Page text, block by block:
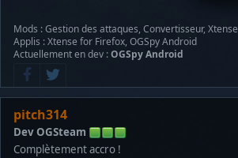
Mods : Gestion des attaques, Convertisseur, Xtense
Applis : Xtense for Firefox, OGSpy Android
Actuellement en dev :OGSpy Android
pitch314
Dev OGSteam
Complètement accro !